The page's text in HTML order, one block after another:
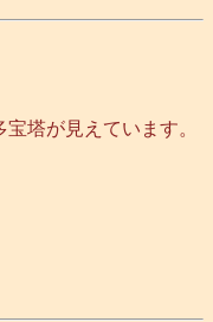
塔が見えています。